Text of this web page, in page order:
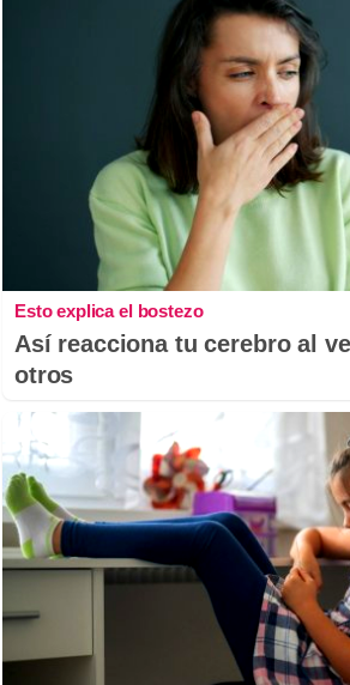
Esto explica el bostezo
Así reacciona tu cerebro al
otros